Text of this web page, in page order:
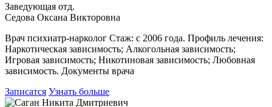
Заведующая отд.
Седова Оксана Викторовна
Врач психиатр-нарколог Стаж: с 2006 года. Профиль лечения:
Наркотическая зависимость; Алкогольная зависимость;
Игровая зависимость; Никотиновая зависимость; Любовная
зависимость. Документы врача
Записатся Узнать больше